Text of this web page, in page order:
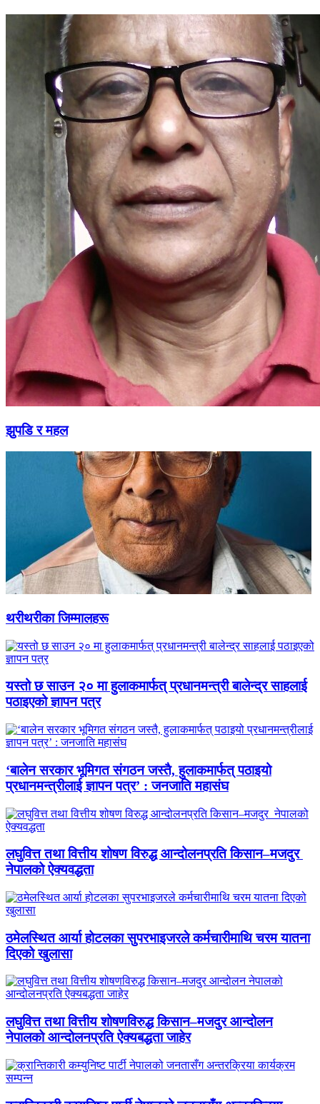
झुपडि र महल
थरीथरीका जिम्मालहरू
यस्तो छ साउन २० मा हुलाकमार्फत् प्रधानमन्त्री बालेन्द्र साहलाई
पठाइएको ज्ञापन पत्र
‘बालेन सरकार भूमिगत संगठन जस्तै, हुलाकमार्फत् पठाइयो
प्रधानमन्त्रीलाई ज्ञापन पत्र’ : जनजाति महासंघ
लघुवित्त तथा वित्तीय शोषण विरुद्ध आन्दोलनप्रति किसान–मजदुर
नेपालको ऐक्यवद्धता
ठमेलस्थित आर्या होटलका सुपरभाइजरले कर्मचारीमाथि चरम यातना
दिएको खुलासा
लघुवित्त तथा वित्तीय शोषणविरुद्ध किसान–मजदुर आन्दोलन
नेपालको आन्दोलनप्रति ऐक्यबद्धता जाहेर